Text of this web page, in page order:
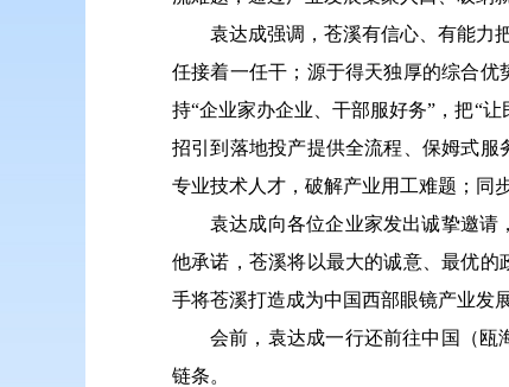
袁达成强调，苍溪有信心、有能力
任接着一任干；源于得天独厚的综合
持“企业家办企业、干部服好务”，把“
招引到落地投产提供全流程、保姆式
专业技术人才，破解产业用工难题；同
袁达成向各位企业家发出诚挚邀请
他承诺，苍溪将以最大的诚意、最优
手将苍溪打造成为中国西部眼镜产业发
会前，袁达成一行还前往中国（瓯
链条。